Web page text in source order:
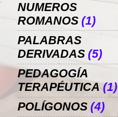
NUMEROS
ROMANOS (1)
PALABRAS
DERIVADAS (5)
PEDAGOGÍA
TERAPÉUTICA (1)
POLÍGONOS (4)